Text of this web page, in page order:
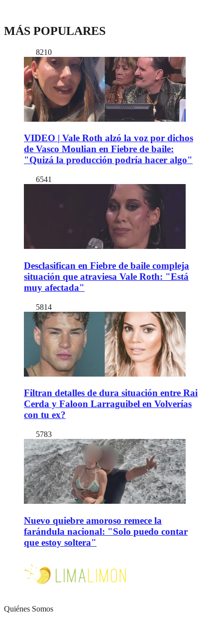
MÁS POPULARES
8210
VIDEO | Vale Roth alzó la voz por dichos
de Vasco Moulian en Fiebre de baile:
"Quizá la producción podría hacer algo"
6541
Desclasifican en Fiebre de baile compleja
situación que atraviesa Vale Roth: "Está
muy afectada"
5814
Filtran detalles de dura situación entre Rai
Cerda y Faloon Larraguibel en Volverías
con tu ex?
5783
Nuevo quiebre amoroso remece la
farándula nacional: "Solo puedo contar
que estoy soltera"
Quiénes Somos